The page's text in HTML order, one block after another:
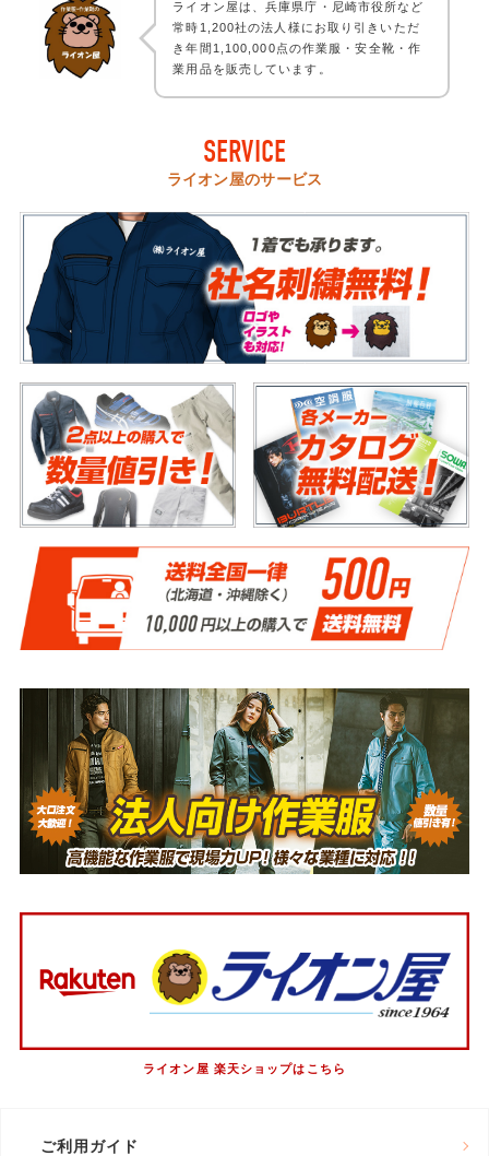
ライオン屋は、兵庫県庁・尼崎市役所など
常時1,200社の法人様にお取り引きいただ
き年間1,100,000点の作業服・安全靴・作
業用品を販売しています。
SERVICE
ライオン屋のサービス
ライオン屋 楽天ショップはこちら
ご利用ガイド